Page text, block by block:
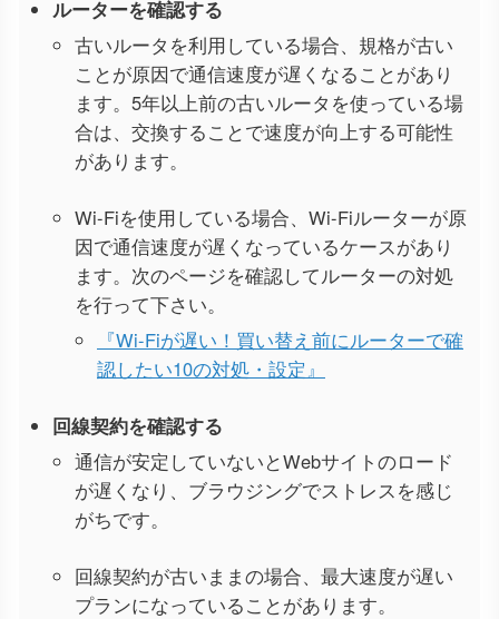
ルーターを確認する
古いルータを利用している場合、規格が古い
ことが原因で通信速度が遅くなることがあり
ます。5年以上前の古いルータを使っている場
合は、交換することで速度が向上する可能性
があります。
Wi-Fiを使用している場合、Wi-Fiルーターが原
因で通信速度が遅くなっているケースがあり
ます。次のページを確認してルーターの対処
を行って下さい。
『Wi-Fiが遅い！買い替え前にルーターで確
認したい10の対処・設定』
回線契約を確認する
通信が安定していないとWebサイトのロード
が遅くなり、ブラウジングでストレスを感じ
がちです。
回線契約が古いままの場合、最大速度が遅い
プランになっていることがあります。